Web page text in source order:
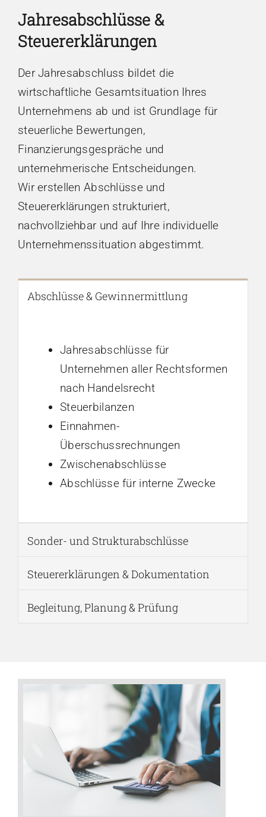
Jahresabschlüsse &
Steuererklärungen
Der Jahresabschluss bildet die
wirtschaftliche Gesamtsituation Ihres
Unternehmens ab und ist Grundlage für
steuerliche Bewertungen,
Finanzierungsgespräche und
unternehmerische Entscheidungen.
Wir erstellen Abschlüsse und
Steuererklärungen strukturiert,
nachvollziehbar und auf Ihre individuelle
Unternehmenssituation abgestimmt.
Abschlüsse & Gewinnermittlung
Jahresabschlüsse für
Unternehmen aller Rechtsformen
nach Handelsrecht
Steuerbilanzen
Einnahmen-
Überschussrechnungen
Zwischenabschlüsse
Abschlüsse für interne Zwecke
Sonder- und Strukturabschlüsse
Steuererklärungen & Dokumentation
Begleitung, Planung & Prüfung